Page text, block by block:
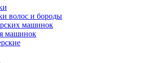
волос и бороды
машинок
машинок